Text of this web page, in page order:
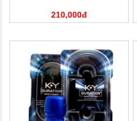
210,000đ